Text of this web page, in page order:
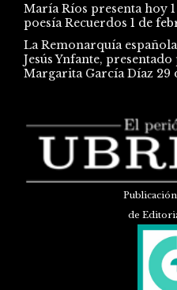
María Ríos presenta hoy
poesía Recuerdos 1 de
La Remonarquía
Jesús Ynfante,
Margarita García Díaz 29
de